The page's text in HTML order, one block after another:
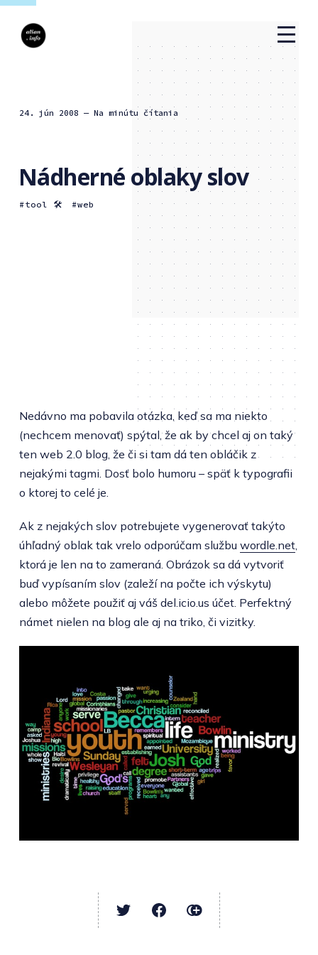
24. jún 2008 — Na minútu čítania
Nádherné oblaky slov
tool 🛠 web
Nedávno ma pobavila otázka, keď sa ma niekto
(nechcem menovať) spýtal, že ak by chcel aj on taký
ten web 2.0 blog, že či si tam dá ten obláčik z
nejakými tagmi. Dosť bolo humoru – späť k typografii
o ktorej to celé je.
Ak z nejakých slov potrebujete vygenerovať takýto
úhľadný oblak tak vrelo odporúčam službu wordle.net,
ktorá je len na to zameraná. Obrázok sa dá vytvoriť
buď vypísaním slov (zaleží na počte ich výskytu)
alebo môžete použiť aj váš del.icio.us účet. Perfektný
námet nielen na blog ale aj na triko, či vizitky.